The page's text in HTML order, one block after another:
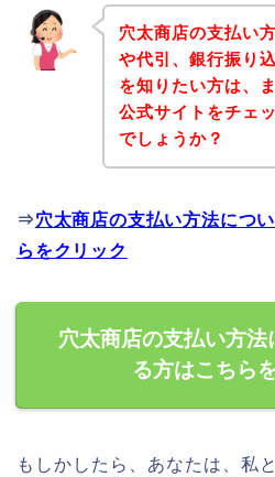
穴太商店の支払い
や代引、銀行振り
を知りたい方は、
公式サイトをチェ
でしょうか？
⇒穴太商店の支払い方法につ
らをクリック
穴太商店の支払い方
る方はこちら
もしかしたら、あなたは、私